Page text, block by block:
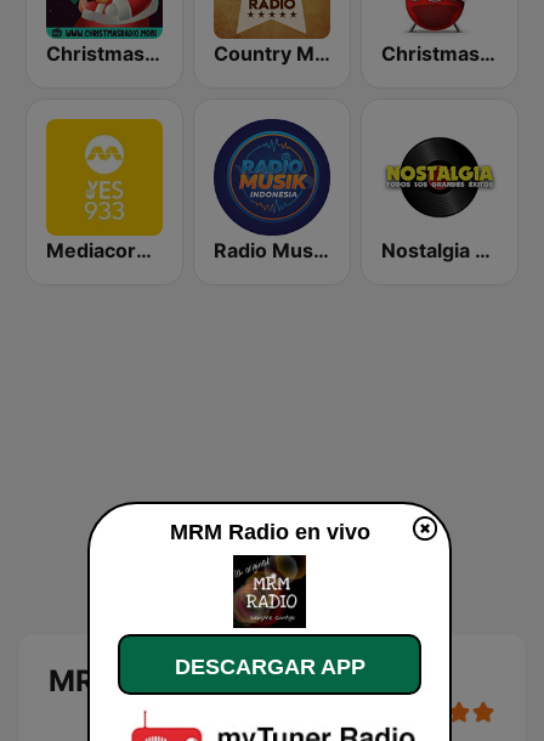
Christmas Radio Country Music Radio - Country Mix Christmas FM Classics
Mediacorp YES 933 Radio Music Indonesia Nostalgia FM
MRM Radio en vivo
MRM Radio en vivo
DESCARGAR APP